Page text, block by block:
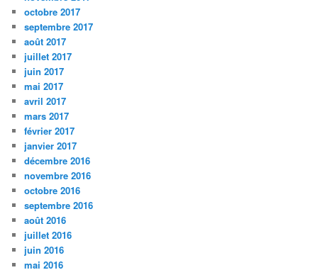
octobre 2017
septembre 2017
août 2017
juillet 2017
juin 2017
mai 2017
avril 2017
mars 2017
février 2017
janvier 2017
décembre 2016
novembre 2016
octobre 2016
septembre 2016
août 2016
juillet 2016
juin 2016
mai 2016